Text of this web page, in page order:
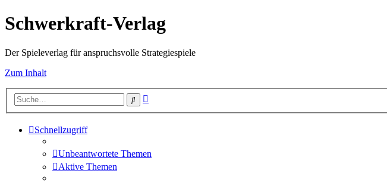
Schwerkraft-Verlag
Der Spieleverlag für anspruchsvolle Strategiespiele
Zum Inhalt
Suche
Schnellzugriff
Unbeantwortete Themen
Aktive Themen